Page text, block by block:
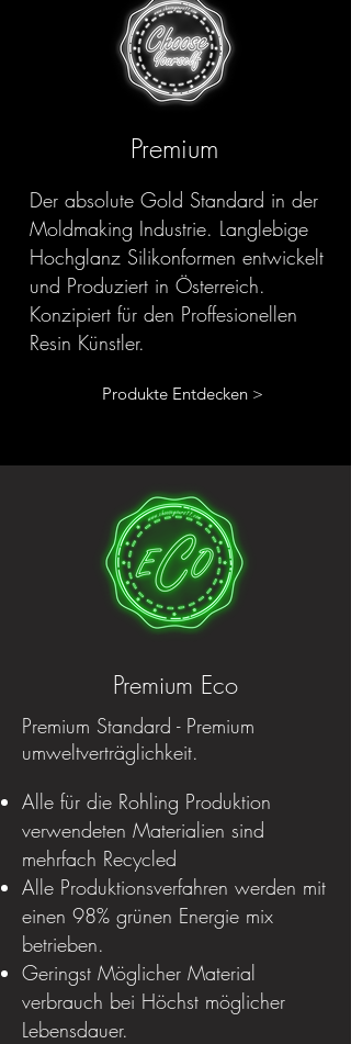
Premium
Der absolute Gold Standard in der
Moldmaking Industrie. Langlebige
Hochglanz Silikonformen entwickelt
und Produziert in Österreich.
Konzipiert für den Proffesionellen
Resin Künstler.
Produkte Entdecken >
Premium Eco
Premium Standard - Premium
umweltverträglichkeit.
Alle für die Rohling Produktion
verwendeten Materialien sind
mehrfach Recycled
Alle Produktionsverfahren werden mit
einen 98% grünen Energie mix
betrieben.
Geringst Möglicher Material
verbrauch bei Höchst möglicher
Lebensdauer.